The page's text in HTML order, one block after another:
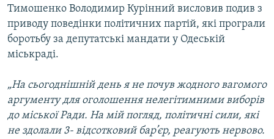
Тимошенко Володимир Курінний висловив подив з
приводу поведінки політичних партій, які програли
боротьбу за депутатські мандати у Одеській
міськраді.
„На сьогоднішній день я не почув жодного вагомого
аргументу для оголошення нелегітимними виборів
до міської Ради. На мій погляд, політичні сили, які
не здолали 3- відсотковий бар’єр, реагують нервово.